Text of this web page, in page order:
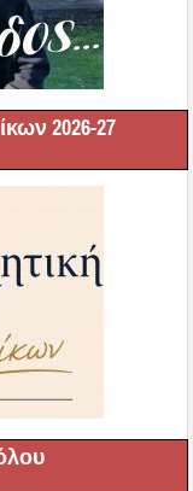
2026-27